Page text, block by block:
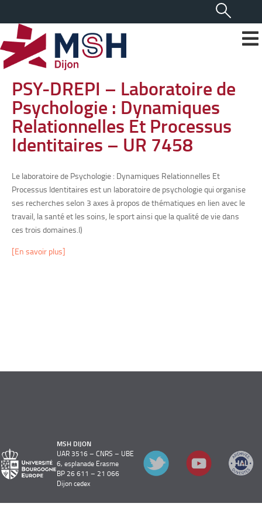
PSY-DREPI – Laboratoire de
Psychologie : Dynamiques
Relationnelles Et Processus
Identitaires – UR 7458
Le laboratoire de Psychologie : Dynamiques Relationnelles Et
Processus Identitaires est un laboratoire de psychologie qui organise
ses recherches selon 3 axes à propos de thématiques en lien avec le
travail, la santé et les soins, le sport ainsi que la qualité de vie dans
ces trois domaines.I)
[En savoir plus]
MSH DIJON
UAR 3516 – CNRS – UBE
6, esplanade Erasme
BP 26 611 – 21 066
Dijon cedex